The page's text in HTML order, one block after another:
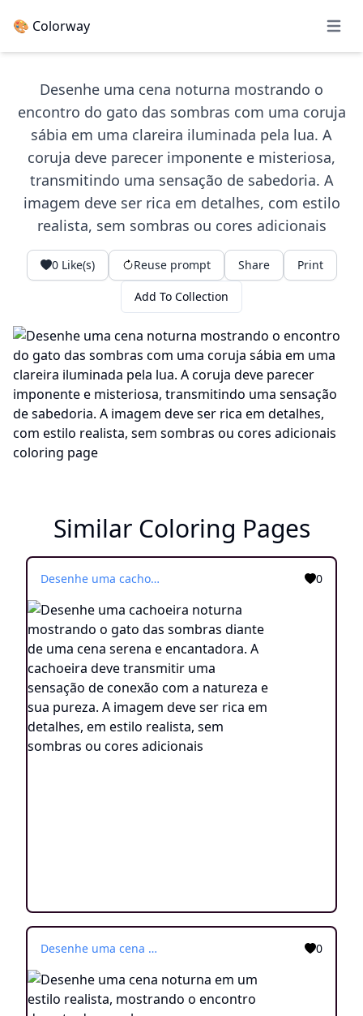
🎨 Colorway Open
Desenhe uma cena noturna mostrando o
encontro do gato das sombras com uma coruja
sábia em uma clareira iluminada pela lua. A
coruja deve parecer imponente e misteriosa,
transmitindo uma sensação de sabedoria. A
imagem deve ser rica em detalhes, com estilo
realista, sem sombras ou cores adicionais
0Like(s) Reuse prompt Share Print
Add To Collection
Similar Coloring Pages
Desenhe uma cachoeira noturna mostrando o gato das sombras diante de uma cena serena e encantadora. A cachoeira deve transmitir uma sensação de conexão com a natureza e sua pureza. A imagem deve ser rica em detalhes, em estilo realista, sem sombras ou cores adicionais 0
Desenhe uma cena noturna em um estilo realista, mostrando o encontro do gato das sombras com uma graciosa ninfa da água à beira de um lago tranquilo. A cena deve transmitir a magia do momento e a conexão entre esses seres noturnos. Crie uma imagem rica em detalhes 0